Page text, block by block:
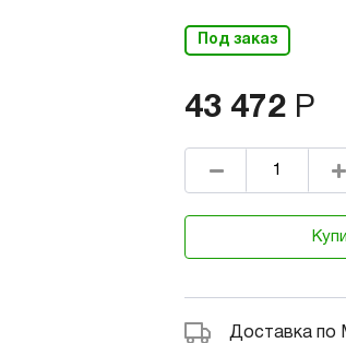
Под заказ
43 472 Р
Доставка по